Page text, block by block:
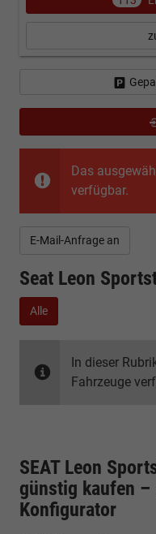
Das
verfügbar.
E-Mail-Anfrage an
Seat Leon
Alle
In dieser
Fahrzeuge
SEAT Leon
günstig kaufen
Konfigurator